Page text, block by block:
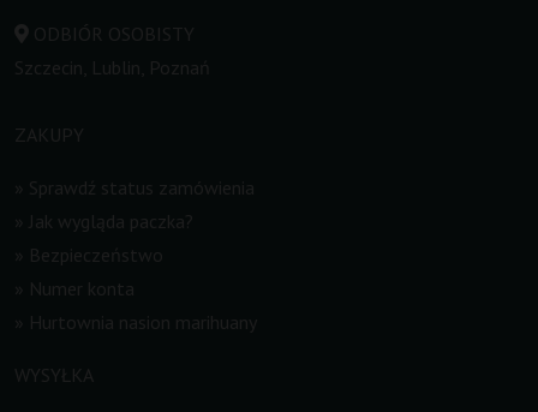
ODBIÓR OSOBISTY
Szczecin, Lublin, Poznań
ZAKUPY
Sprawdź status zamówienia
Jak wygląda paczka?
Bezpieczeństwo
Numer konta
Hurtownia nasion marihuany
WYSYŁKA